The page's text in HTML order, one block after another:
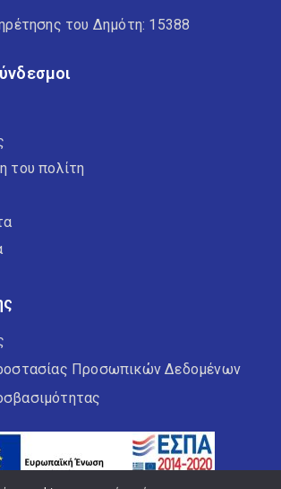
του Δημότη: 15388
του πολίτη
Προσωπικών Δεδομένων